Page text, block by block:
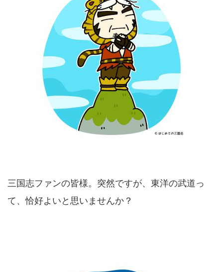
三国志ファンの皆様。突然ですが、東洋の武道っ
て、恰好よいと思いませんか？